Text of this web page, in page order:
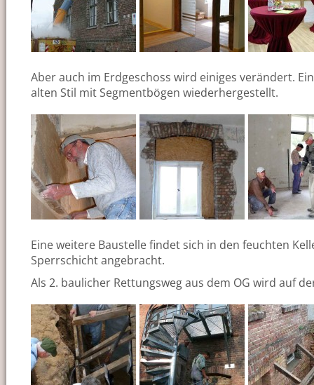
Aber auch im Erdgeschoss wird einiges verändert.
alten Stil mit Segmentbögen wiederhergestellt.
Eine weitere Baustelle findet sich in den feuchten
Sperrschicht angebracht.
Als 2. baulicher Rettungsweg aus dem OG wird auf